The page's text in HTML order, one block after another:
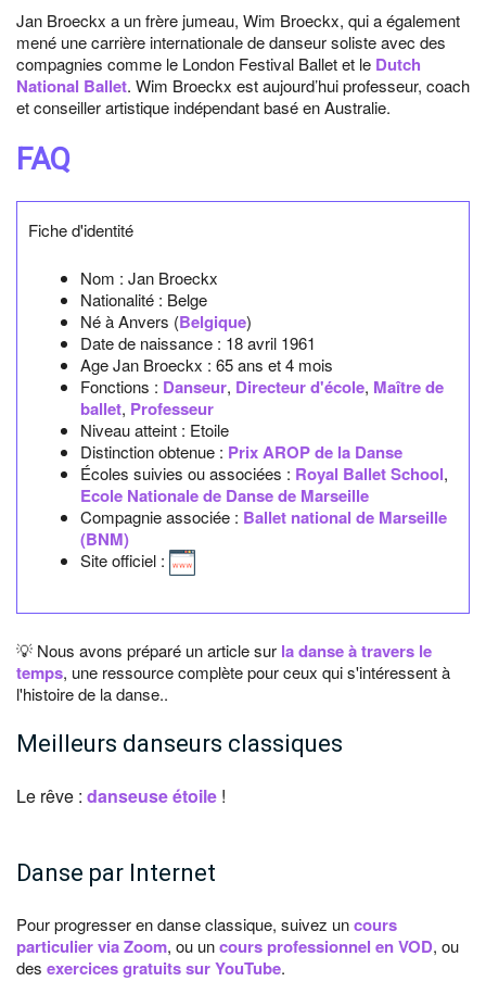
Jan Broeckx a un frère jumeau, Wim Broeckx, qui a également
mené une carrière internationale de danseur soliste avec des
compagnies comme le London Festival Ballet et le Dutch
National Ballet. Wim Broeckx est aujourd’hui professeur, coach
et conseiller artistique indépendant basé en Australie.
FAQ
Fiche d'identité
Nom : Jan Broeckx
Nationalité : Belge
Né àAnvers (Belgique)
Date de naissance : 18 avril 1961
Age Jan Broeckx : 65 ans et 4 mois
Fonctions : Danseur, Directeur d'école, Maître de
ballet, Professeur
Niveau atteint : Etoile
Distinction obtenue : Prix AROP de la Danse
Écoles suivies ou associées : Royal Ballet School,
Ecole Nationale de Danse de Marseille
Compagnie associée : Ballet national de Marseille
(BNM)
Site officiel :
💡 Nous avons préparé un article sur la danse à travers le
temps, une ressource complète pour ceux qui s'intéressent à
l'histoire de la danse..
Meilleurs danseurs classiques
Le rêve : danseuse étoile !
Danse par Internet
Pour progresser en danse classique, suivez uncours
particulier via Zoom, ou uncours professionnel en VOD, ou
des exercices gratuits sur YouTube.